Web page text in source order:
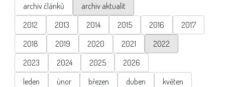
archiv článků
archiv aktualit
2012
2013 2014 2015 2016
2017
2018
2019 2020 2021
2022
2023
2024 2025
2026
leden
únor březen duben
květen